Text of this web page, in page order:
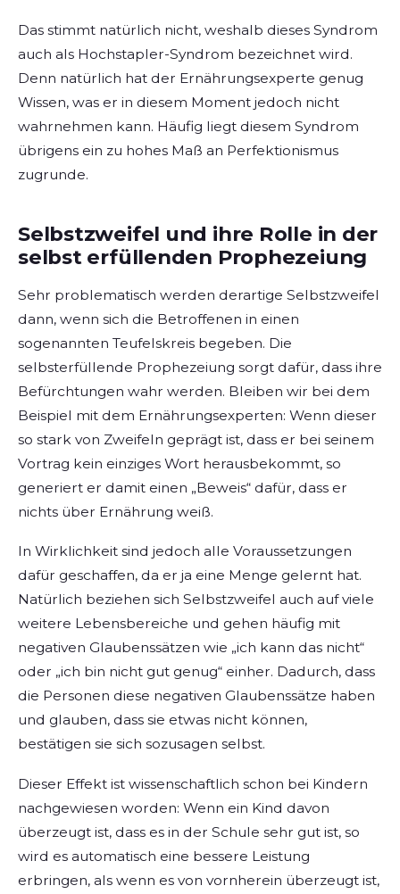
Das stimmt natürlich nicht, weshalb dieses Syndrom
auch als Hochstapler-Syndrom bezeichnet wird.
Denn natürlich hat der Ernährungsexperte genug
Wissen, was er in diesem Moment jedoch nicht
wahrnehmen kann. Häufig liegt diesem Syndrom
übrigens ein zu hohes Maß an Perfektionismus
zugrunde.
Selbstzweifel und ihre Rolle in der
selbst erfüllenden Prophezeiung
Sehr problematisch werden derartige Selbstzweifel
dann, wenn sich die Betroffenen in einen
sogenannten Teufelskreis begeben. Die
selbsterfüllende Prophezeiung sorgt dafür, dass ihre
Befürchtungen wahr werden. Bleiben wir bei dem
Beispiel mit dem Ernährungsexperten: Wenn dieser
so stark von Zweifeln geprägt ist, dass er bei seinem
Vortrag kein einziges Wort herausbekommt, so
generiert er damit einen „Beweis“ dafür, dass er
nichts über Ernährung weiß.
In Wirklichkeit sind jedoch alle Voraussetzungen
dafür geschaffen, da er ja eine Menge gelernt hat.
Natürlich beziehen sich Selbstzweifel auch auf viele
weitere Lebensbereiche und gehen häufig mit
negativen Glaubenssätzen wie „ich kann das nicht“
oder „ich bin nicht gut genug“ einher. Dadurch, dass
die Personen diese negativen Glaubenssätze haben
und glauben, dass sie etwas nicht können,
bestätigen sie sich sozusagen selbst.
Dieser Effekt ist wissenschaftlich schon bei Kindern
nachgewiesen worden: Wenn ein Kind davon
überzeugt ist, dass es in der Schule sehr gut ist, so
wird es automatisch eine bessere Leistung
erbringen, als wenn es von vornherein überzeugt ist,